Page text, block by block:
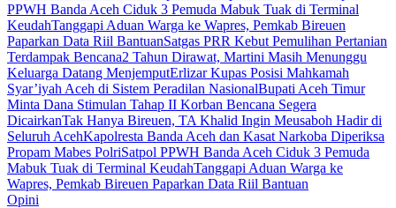
PPWH Banda Aceh Ciduk 3 Pemuda Mabuk Tuak di Terminal
KeudahTanggapi Aduan Warga ke Wapres, Pemkab Bireuen
Paparkan Data Riil BantuanSatgas PRR Kebut Pemulihan Pertanian
Terdampak Bencana2 Tahun Dirawat, Martini Masih Menunggu
Keluarga Datang MenjemputErlizar Kupas Posisi Mahkamah
Syar’iyah Aceh di Sistem Peradilan NasionalBupati Aceh Timur
Minta Dana Stimulan Tahap II Korban Bencana Segera
DicairkanTak Hanya Bireuen, TA Khalid Ingin Meusaboh Hadir di
Seluruh AcehKapolresta Banda Aceh dan Kasat Narkoba Diperiksa
Propam Mabes PolriSatpol PPWH Banda Aceh Ciduk 3 Pemuda
Mabuk Tuak di Terminal KeudahTanggapi Aduan Warga ke
Wapres, Pemkab Bireuen Paparkan Data Riil Bantuan
Opini